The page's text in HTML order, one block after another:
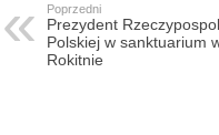
Poprzedni
Prezydent
Polskiej w sanktuarium
Rokitnie